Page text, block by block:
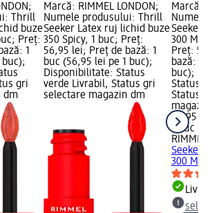
Thrill
buze
Preț:
1
buc);
gri
dm
Marcă: RIMMEL LONDON;
Numele produsului: Thrill
Seeker Latex ruj lichid buze
350 Spicy, 1 buc; Preț:
56,95 lei; Preț de bază: 1
buc (56,95 lei pe 1 buc);
Disponibilitate: Status
verde Livrabil, Status gri
selectare magazin dm
Marcă:
Numele
Seeker
300
Preț:
bază: 1
buc);
Status
Status
56,95 lei
1 buc
RIMMEL
Seeker
300